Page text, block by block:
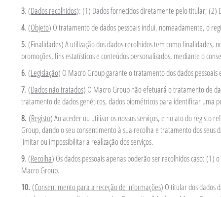
3. (Dados recolhidos): (1) Dados fornecidos diretamente pelo titular; (2)
4. (Objeto) O tratamento de dados pessoais inclui, nomeadamente, o
5. (Finalidades) A utilização dos dados recolhidos tem como
promoções, fins estatísticos e conteúdos personalizados, mediante o
6. (Legislação) O Macro Group garante o tratamento dos dados
7. (Dados não tratados) O Macro Group não efetuará o tratamento de
tratamento de dados genéticos, dados biométricos para identificar uma
8. (Registo) Ao aceder ou utilizar os nossos serviços, e no ato do registo
Group, dando o seu consentimento à sua recolha e tratamento dos
limitar ou impossibilitar a realização dos serviços.
9. (Recolha) Os dados pessoais apenas poderão ser recolhidos caso:
Macro Group.
10. (Consentimento para a receção de informações) O titular dos dados